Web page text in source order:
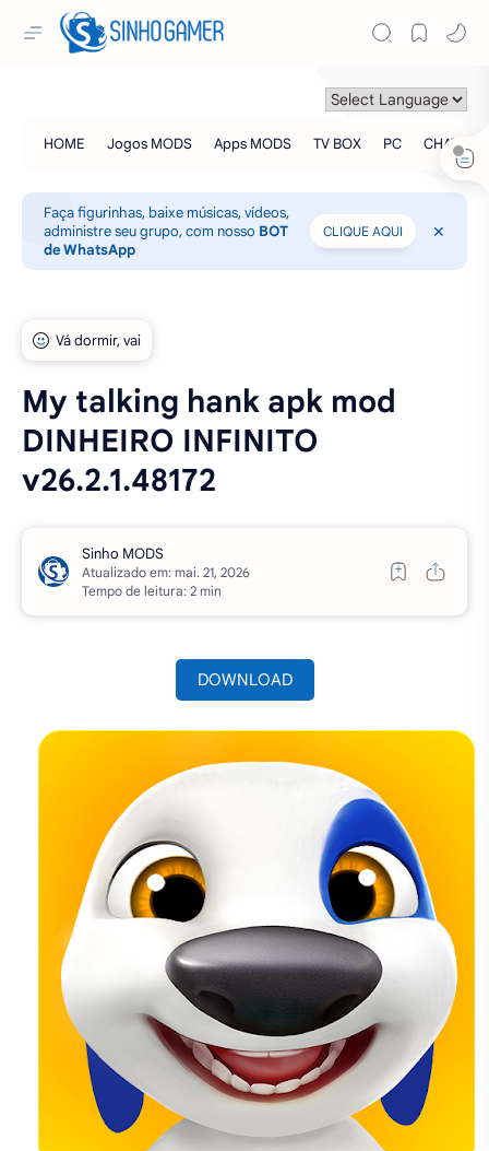
Faça figurinhas, baixe músicas, vídeos,
administre seu grupo, com nosso BOT
de WhatsApp
CLIQUE AQUI
My talking hank apk mod
DINHEIRO INFINITO
v26.2.1.48172
Atualizado em:
Tempo de leitura: 2 min
DOWNLOAD